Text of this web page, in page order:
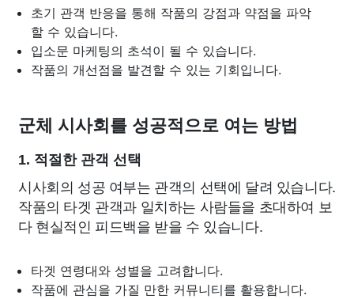
초기 관객 반응을 통해 작품의 강점과 약점을 파악
할 수 있습니다.
입소문 마케팅의 초석이 될 수 있습니다.
작품의 개선점을 발견할 수 있는 기회입니다.
군체 시사회를 성공적으로 여는 방법
1. 적절한 관객 선택
시사회의 성공 여부는 관객의 선택에 달려 있습니다.
작품의 타겟 관객과 일치하는 사람들을 초대하여 보
다 현실적인 피드백을 받을 수 있습니다.
타겟 연령대와 성별을 고려합니다.
작품에 관심을 가질 만한 커뮤니티를 활용합니다.